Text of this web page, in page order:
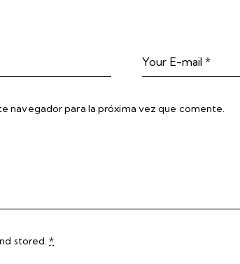
navegador para la próxima vez que comente.
stored.*